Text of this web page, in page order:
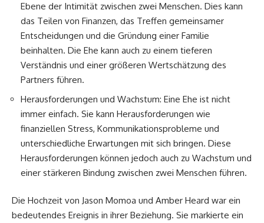
Ebene der Intimität zwischen zwei Menschen. Dies kann
das Teilen von Finanzen, das Treffen gemeinsamer
Entscheidungen und die Gründung einer Familie
beinhalten. Die Ehe kann auch zu einem tieferen
Verständnis und einer größeren Wertschätzung des
Partners führen.
Herausforderungen und Wachstum: Eine Ehe ist nicht
immer einfach. Sie kann Herausforderungen wie
finanziellen Stress, Kommunikationsprobleme und
unterschiedliche Erwartungen mit sich bringen. Diese
Herausforderungen können jedoch auch zu Wachstum und
einer stärkeren Bindung zwischen zwei Menschen führen.
Die Hochzeit von Jason Momoa und Amber Heard war ein
bedeutendes Ereignis in ihrer Beziehung. Sie markierte ein